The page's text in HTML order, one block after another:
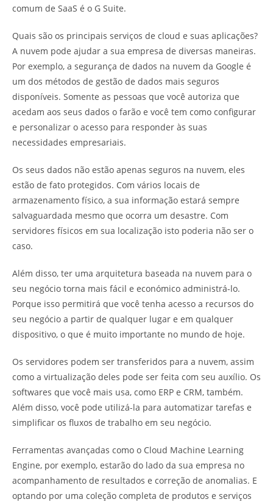
comum de SaaS é o G Suite.
Quais são os principais serviços de cloud e suas aplicações?
A nuvem pode ajudar a sua empresa de diversas maneiras.
Por exemplo, a segurança de dados na nuvem da Google é
um dos métodos de gestão de dados mais seguros
disponíveis. Somente as pessoas que você autoriza que
acedam aos seus dados o farão e você tem como configurar
e personalizar o acesso para responder às suas
necessidades empresariais.
Os seus dados não estão apenas seguros na nuvem, eles
estão de fato protegidos. Com vários locais de
armazenamento físico, a sua informação estará sempre
salvaguardada mesmo que ocorra um desastre. Com
servidores físicos em sua localização isto poderia não ser o
caso.
Além disso, ter uma arquitetura baseada na nuvem para o
seu negócio torna mais fácil e económico administrá-lo.
Porque isso permitirá que você tenha acesso a recursos do
seu negócio a partir de qualquer lugar e em qualquer
dispositivo, o que é muito importante no mundo de hoje.
Os servidores podem ser transferidos para a nuvem, assim
como a virtualização deles pode ser feita com seu auxílio. Os
softwares que você mais usa, como ERP e CRM, também.
Além disso, você pode utilizá-la para automatizar tarefas e
simplificar os fluxos de trabalho em seu negócio.
Ferramentas avançadas como o Cloud Machine Learning
Engine, por exemplo, estarão do lado da sua empresa no
acompanhamento de resultados e correção de anomalias. E
optando por uma coleção completa de produtos e serviços